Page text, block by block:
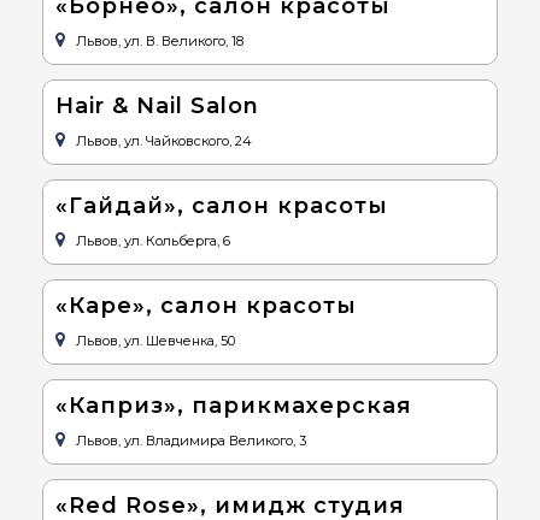
«Борнео», салон красоты
Львов, ул. В. Великого, 18
Hair & Nail Salon
Львов, ул. Чайковского, 24
«Гайдай», салон красоты
Львов, ул. Кольберга, 6
«Каре», салон красоты
Львов, ул. Шевченка, 50
«Каприз», парикмахерская
Львов, ул. Владимира Великого, 3
«Red Rose», имидж студия